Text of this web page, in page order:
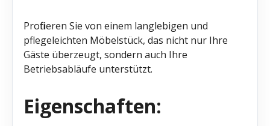
Profitieren Sie von einem langlebigen und
pflegeleichten Möbelstück, das nicht nur Ihre
Gäste überzeugt, sondern auch Ihre
Betriebsabläufe unterstützt.
Eigenschaften: